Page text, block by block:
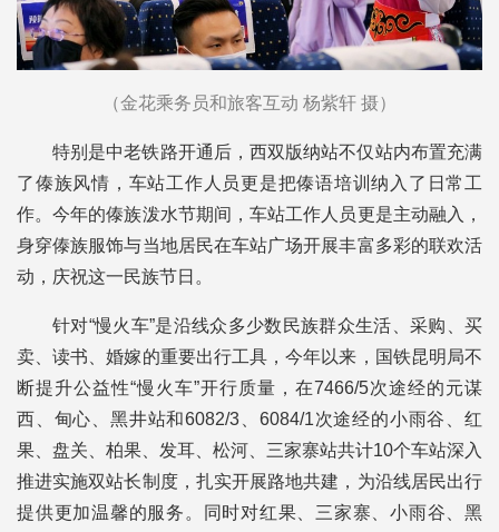
（金花乘务员和旅客互动 杨紫轩 摄）
特别是中老铁路开通后，西双版纳站不仅站内布置充满
了傣族风情，车站工作人员更是把傣语培训纳入了日常工
作。今年的傣族泼水节期间，车站工作人员更是主动融入，
身穿傣族服饰与当地居民在车站广场开展丰富多彩的联欢活
动，庆祝这一民族节日。
针对“慢火车”是沿线众多少数民族群众生活、采购、买
卖、读书、婚嫁的重要出行工具，今年以来，国铁昆明局不
断提升公益性“慢火车”开行质量，在7466/5次途经的元谋
西、甸心、黑井站和6082/3、6084/1次途经的小雨谷、红
果、盘关、柏果、发耳、松河、三家寨站共计10个车站深入
推进实施双站长制度，扎实开展路地共建，为沿线居民出行
提供更加温馨的服务。同时对红果、三家寨、小雨谷、黑